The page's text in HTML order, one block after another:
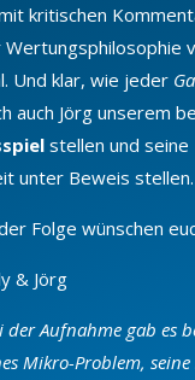
kritischen
Und klar, wie jeder
auch Jörg unserem
stellen und seine
unter Beweis stellen.
Folge wünschen
& Jörg
der Aufnahme gab es
Mikro-Problem,